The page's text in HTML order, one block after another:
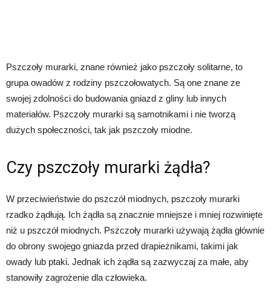
Pszczoły murarki, znane również jako pszczoły solitarne, to
grupa owadów z rodziny pszczołowatych. Są one znane ze
swojej zdolności do budowania gniazd z gliny lub innych
materiałów. Pszczoły murarki są samotnikami i nie tworzą
dużych społeczności, tak jak pszczoły miodne.
Czy pszczoły murarki żądła?
W przeciwieństwie do pszczół miodnych, pszczoły murarki
rzadko żądłują. Ich żądła są znacznie mniejsze i mniej rozwinięte
niż u pszczół miodnych. Pszczoły murarki używają żądła głównie
do obrony swojego gniazda przed drapieżnikami, takimi jak
owady lub ptaki. Jednak ich żądła są zazwyczaj za małe, aby
stanowiły zagrożenie dla człowieka.